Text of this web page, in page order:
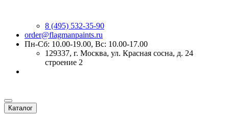
8 (495) 532-35-90
order@flagmanpaints.ru
Пн-Сб: 10.00-19.00, Вс: 10.00-17.00
129337, г. Москва, ул. Красная сосна, д. 24
строение 2
Каталог